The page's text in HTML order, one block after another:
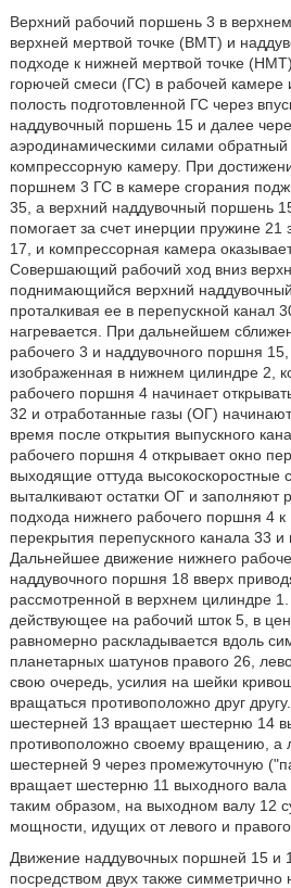
Верхний рабочий поршень 3 в
верхней мертвой точке (ВМТ) и
подходе к нижней мертвой точке
горючей смеси (ГС) в рабочей
полость подготовленной ГС через
наддувочный поршень 15 и далее
аэродинамическими силами обратный
компрессорную камеру. При
поршнем 3 ГС в камере сгорания
35, а верхний наддувочный поршень
помогает за счет инерции пружине 21
17, и компрессорная камера
Совершающий рабочий ход вниз
поднимающийся верхний
проталкивая ее в перепускной канал
нагревается. При дальнейшем
рабочего 3 и наддувочного поршня 15,
изображенная в нижнем цилиндре 2,
рабочего поршня 4 начинает
32 и отработанные газы (ОГ)
время после открытия выпускного
рабочего поршня 4 открывает окно
выходящие оттуда высокоскоростные
выталкивают остатки ОГ и заполняют
подхода нижнего рабочего поршня 4
перекрытия перепускного канала 33 и
Дальнейшее движение нижнего
наддувочного поршня 18 вверх
рассмотренной в верхнем цилиндре
действующее на рабочий шток 5, в
равномерно раскладывается вдоль
планетарных шатунов правого 26,
свою очередь, усилия на шейки
вращаться противоположно друг
шестерней 13 вращает шестерню 14
противоположно своему вращению, а
шестерней 9 через промежуточную
вращает шестерню 11 выходного вала
таким образом, на выходном валу 12
мощности, идущих от левого и
Движение наддувочных поршней 15 и
посредством двух также симметрично